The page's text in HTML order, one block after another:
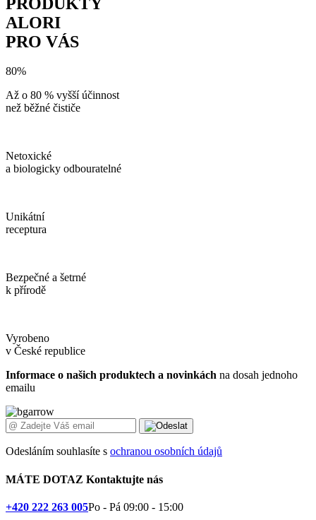
ALORI
PRO VÁS
80%
Až o 80 % vyšší účinnost
než běžné čističe
Netoxické
a biologicky odbouratelné
Unikátní
receptura
Bezpečné a šetrné
k přírodě
Vyrobeno
v České republice
Informace o našich produktech a novinkách na dosah jednoho
emailu
Odesláním souhlasíte s ochranou osobních údajů
MÁTE DOTAZ Kontaktujte nás
+420 222 263 005Po - Pá 09:00 - 15:00